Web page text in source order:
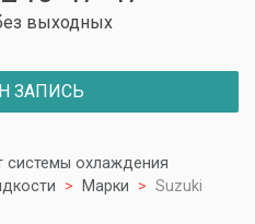
выходных
ЗАПИСЬ
системы охлаждения
Марки Suzuki